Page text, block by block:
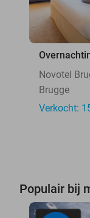
Novotel
Brugge
Verkocht:
Populair bij